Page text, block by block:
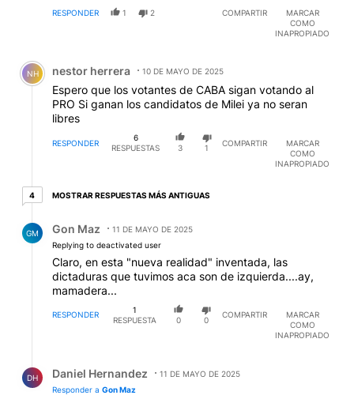
RESPONDER 1 2 COMPARTIR
MARCAR
COMO
INAPROPIADO
Comentario de nestor herrera.
NH nestor herrera 10 DE MAYO DE 2025
Espero que los votantes de CABA sigan votando al
PRO Si ganan los candidatos de Milei ya no seran
libres
RESPONDER
6
RESPUESTAS
3 1
COMPARTIR
MARCAR
COMO
INAPROPIADO
44 respuestas más antiguas
MOSTRAR RESPUESTAS MÁS ANTIGUAS
GM Gon Maz
11 DE MAYO DE 2025
Replying to deactivated user
Claro, en esta "nueva realidad" inventada, las
dictaduras que tuvimos aca son de izquierda....ay,
mamadera...
RESPONDER
1
RESPUESTA
0 0
COMPARTIR
MARCAR
COMO
INAPROPIADO
DH Daniel Hernandez
11 DE MAYO DE 2025
Responder a Gon Maz